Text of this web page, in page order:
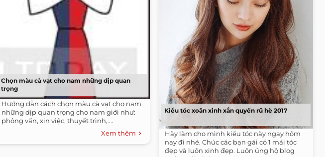
Chọn màu cà vạt cho nam những dịp quan
trọng
Hướng dẫn cách chọn màu cà vạt cho nam
những dịp quan trọng cho nam giới như:
phỏng vấn, xin việc, thuyết trình,....
Xem thêm
Kiểu tóc xoăn xinh xắn quyến rũ hè 2017
Hãy làm cho mình kiểu tóc này ngay hôm
nay đi nhé. Chúc các bạn gái có 1 mái tóc
đẹp và luôn xinh đẹp. Luôn ủng hộ blog